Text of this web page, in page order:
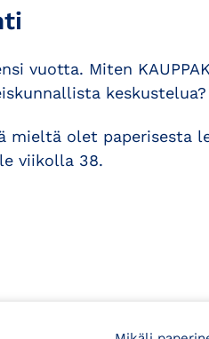
vuotta. Miten
keskustelua?
mieltä olet paperisesta
viikolla 38.